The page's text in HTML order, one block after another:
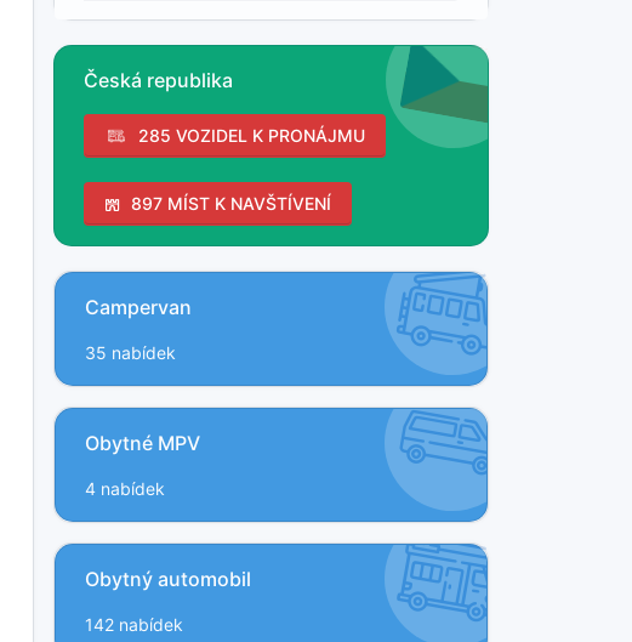
Česká republika
285 VOZIDEL K PRONÁJMU
897 MÍST K NAVŠTÍVENÍ
Campervan
35 nabídek
Obytné MPV
4 nabídek
Obytný automobil
142 nabídek